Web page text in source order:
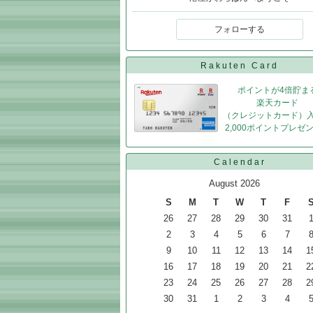
フォローする
Rakuten Card
ポイントが4倍貯ま
楽天カード
（クレジットカード）
2,000ポイントプレゼン
Calendar
August 2026
S
M T W T F
S
26
27 28 29 30 31
1
2
3 4 5 6 7
8
9
10 11 12 13 14
16
17 18 19 20 21
23
24 25 26 27 28
30
31 1 2 3 4 5